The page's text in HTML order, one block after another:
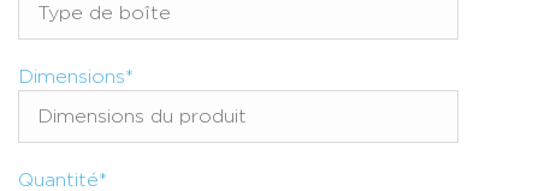
Dimensions*
Quantité*